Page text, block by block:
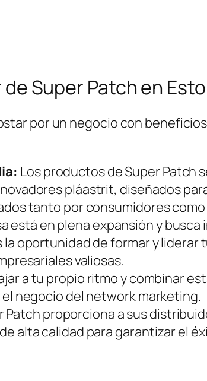
Super Patch en
por un negocio con
Los productos de Super Patch
pláastrit, diseñados
tanto por consumidores
está en plena expansión y
oportunidad de formar y
valiosas.
a tu propio ritmo y combinar
negocio del network marketing.
Patch proporciona a sus
alta calidad para garantizar el